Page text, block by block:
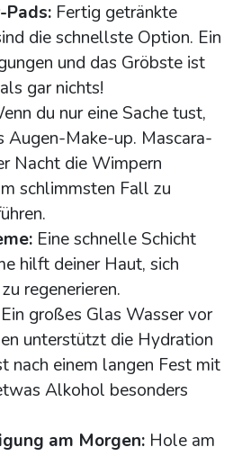
Fertig getränkte
die schnellste Option. Ein
und das Gröbste ist
gar nichts!
du nur eine Sache tust,
Augen-Make-up. Mascara-
Nacht die Wimpern
schlimmsten Fall zu
Eine schnelle Schicht
hilft deiner Haut, sich
regenerieren.
Ein großes Glas Wasser vor
unterstützt die Hydration
nach einem langen Fest mit
Alkohol besonders
am Morgen: Hole am